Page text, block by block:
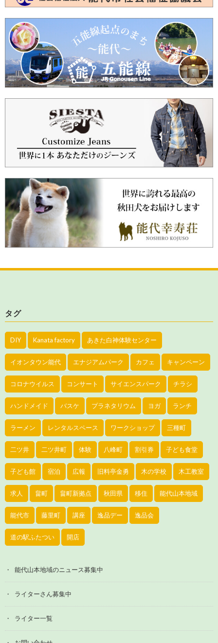
タグ
DIY Kanata factory あきた白神体験センター
イオンタウン能代 エナジアムパーク カフェ キャンペーン
コロナウイルス コンサート サイエンスパーク チラシ
ハンドメイド バスケ プラネタリウム ヨガ ランチ
ラーメン レンタルスペース ワークショップ 三種町
二ツ井 二ツ井町 体験 八峰町 割引券 子ども食堂
子ども館 宿泊 広報 旧料亭金勇 木の学校 木工教室
求人 畠町 畠町新拠点 秋田県 移住 能代山本地域
能代市 藤里町 講座 逸品デー 逸品会
道の駅ふたつい 開店
能代山本地域のニュース募集中
ライターさん募集中
ライター一覧